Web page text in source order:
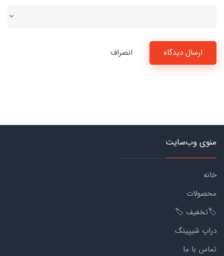
ارسال دیدگاه انصراف
منوی وب‌سایت
خانه
محصولات
🏷️تخفیف 🏷️
دراپ شیپینگ
تماس با ما